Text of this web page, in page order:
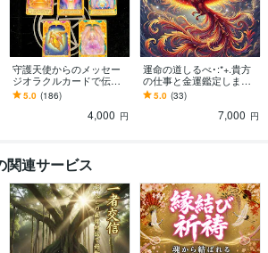
守護天使からのメッセー
ジオラクルカードで伝え
ます 今、自分にとって何
が最適か知りたいあなた
5.0 (186)
4,000 円
運命の道しるべ･:*+.貴方
の仕事と金運鑑定します
タロットと霊視であなた
のお仕事のお悩み解決し
5.0 (33)
7,000 円
関連サービス